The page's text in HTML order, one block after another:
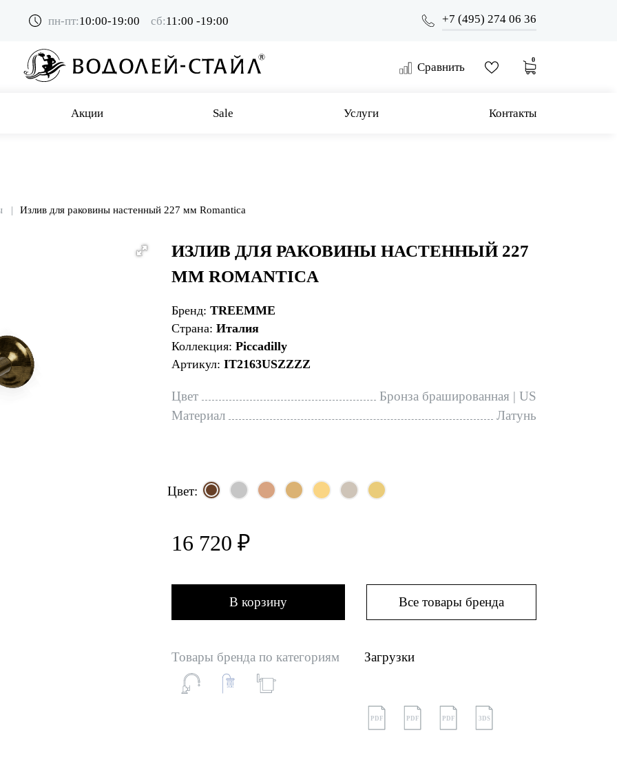
пн-пт:10:00-19:00 сб:11:00 -19:00 +7 (495) 274 06 36
Сравнить
0
Акции Sale Услуги Контакты
Излив для раковины настенный 227 мм Romantica
ИЗЛИВ ДЛЯ РАКОВИНЫ НАСТЕННЫЙ 227
ММ ROMANTICA
Бренд: TREEMME
Страна: Италия
Коллекция: Piccadilly
Артикул: IT2163USZZZZ
Цвет
Бронза брашированная | US
Материал
Латунь
Цвет:
16 720 ₽
В корзину Все товары бренда
Товары бренда по категориям Загрузки
PDF PDF PDF 3DS